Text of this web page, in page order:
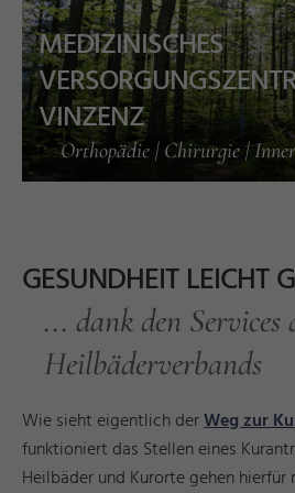
MEDIZINISCHES
VINZENZ
Orthopädie | Chirurgie |
GESUNDHEIT LEICHT
... dank den Services
Heilbäderverbands
Wie sieht eigentlich derWeg zur
funktioniert das Stellen eines
Heilbäder und Kurorte gehen